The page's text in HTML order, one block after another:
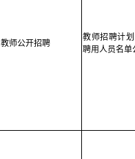
教师公开招聘
教师招聘计
聘用人员名单